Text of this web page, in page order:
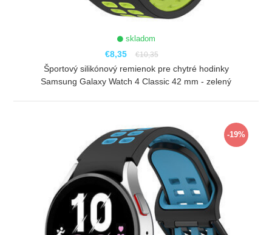
skladom
€8,35 €10,35
Športový silikónový remienok pre chytré hodinky
Samsung Galaxy Watch 4 Classic 42 mm - zelený
-19%